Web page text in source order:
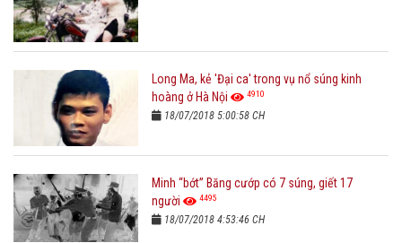
Long Ma, kẻ 'Đại ca' trong vụ nổ súng kinh
hoàng ở Hà Nội
4910
18/07/2018 5:00:58 CH
Minh “bớt” Băng cướp có 7 súng, giết 17
người
4495
18/07/2018 4:53:46 CH